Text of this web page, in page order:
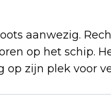
aanwezig.
op het schip.
zijn plek voor